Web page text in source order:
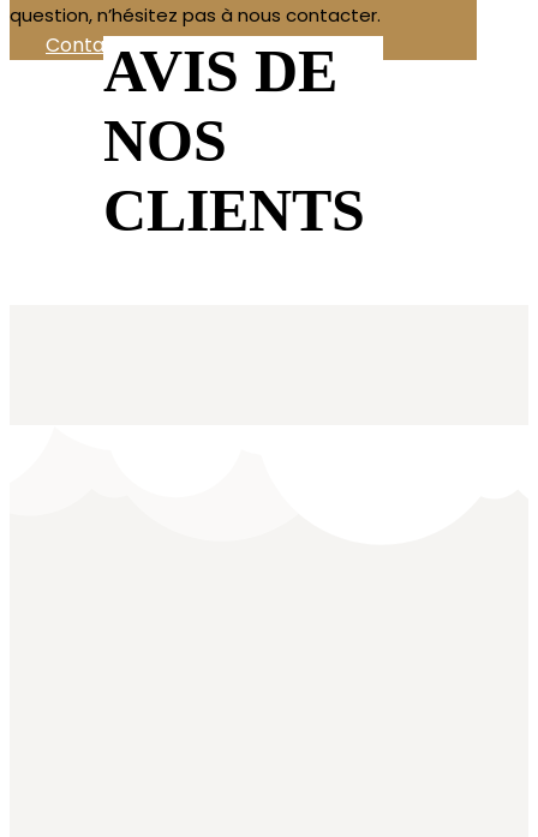
question, n’hésitez pas à nous contacter.
Contactez-nous!
AVIS DE
NOS
CLIENTS